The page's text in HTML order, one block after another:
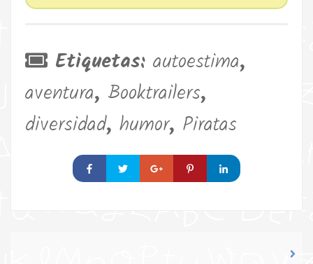
Etiquetas: autoestima,
aventura, Booktrailers,
diversidad, humor, Piratas